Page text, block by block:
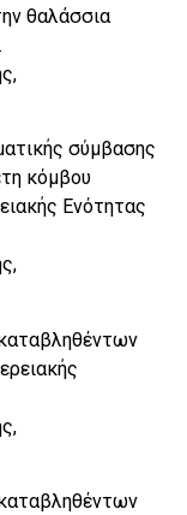
θαλάσσια
σύμβασης
κόμβου
Ενότητας